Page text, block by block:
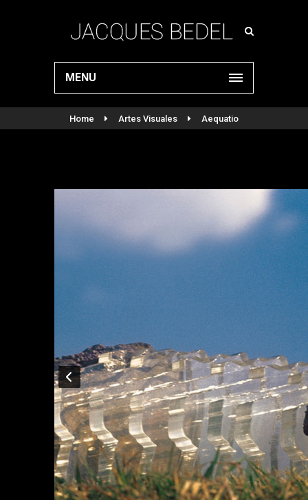
MENU
Home Artes Visuales Aequatio